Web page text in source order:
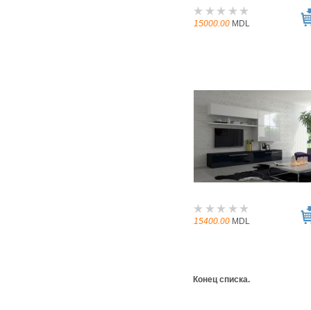
15000.00 MDL
15400.00 MDL
Конец списка.